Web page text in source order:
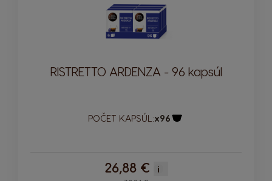
RISTRETTO ARDENZA - 96 kapsúl
POČET KAPSÚL:x96
26,88 € i